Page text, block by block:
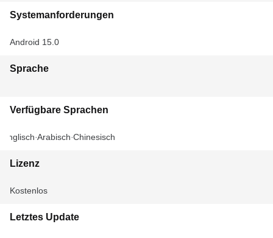
Systemanforderungen
Android 15.0
Sprache
Verfügbare Sprachen
Englisch Arabisch Chinesisch
Lizenz
Kostenlos
Letztes Update